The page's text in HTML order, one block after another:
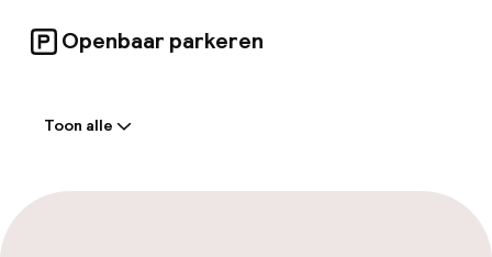
Openbaar parkeren
Meertalige medewerkers
Toon alle